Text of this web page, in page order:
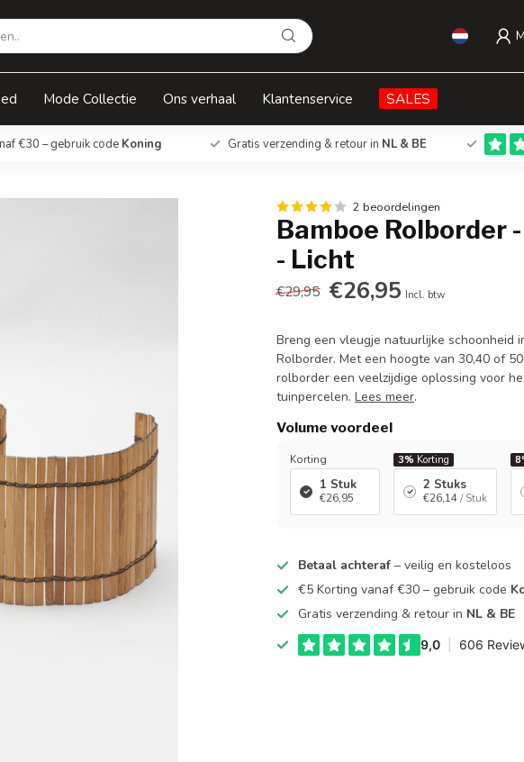
Mode Collectie Ons verhaal Klantenservice SALES
€30 – gebruik code Koning Gratis verzending & retour in NL & BE
2 beoordelingen
Bamboe Rolborder
- Licht
€29,95 €26,95 Incl. btw
Breng een vleugje natuurlijke schoonheid
Rolborder. Met een hoogte van 30,40 of
rolborder een veelzijdige oplossing voor
tuinpercelen.Lees meer.
Volume voordeel
Korting
1 Stuk
€26,95
3% Korting
2 Stuks
€26,14/ Stuk
Betaal achteraf – veilig en kosteloos
€5 Korting vanaf €30 – gebruik code
Gratis verzending & retour in NL & BE